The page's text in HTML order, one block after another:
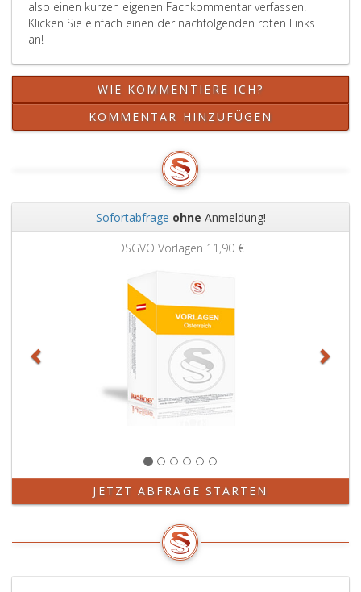
2,
Ziffer
des
Absatz
2,
Ziffer
2,
2,
Ziffer
3,
Ziffer
Ziffer
2,
also einen kurzen eigenen Fachkommentar verfassen.
Klicken Sie einfach einen der nachfolgenden roten Links
an!
WIE KOMMENTIERE ICH?
KOMMENTAR HINZUFÜGEN
Sofortabfrage ohne Anmeldung!
DSGVO Vorlagen 11,90 €
JETZT ABFRAGE STARTEN